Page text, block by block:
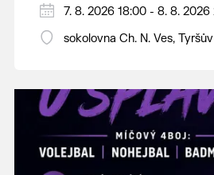
PÁTEK 7. srpna
18:00 - ruční stavění máje
14:00 - krojový průvod pro
hostince “U Buvola”
16:00 - odpolední zábava na
21:00 - večerní zábava
7. 8. 2026 18:00 - 8. 8. 2026
sokolovna Ch. N. Ves,